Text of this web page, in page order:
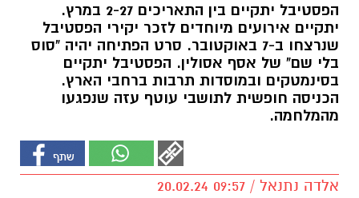
הפסטיבל יתקיים בין התאריכים 2-27 במרץ.
יתקיים אירועים מיוחדים לזכר יקירי הפסטיבל
שנרצחו ב-7 באוקטובר. סרט הפתיחה יהיה "סוס
בלי שם" של אסף אסולין. הפסטיבל יתקיים
בסינמטקים ובמוסדות תרבות ברחבי הארץ.
הכניסה חופשית לתושבי עוטף עזה שנפגעו
מהמלחמה.
אלדה נתנאל / 09:57 20.02.24